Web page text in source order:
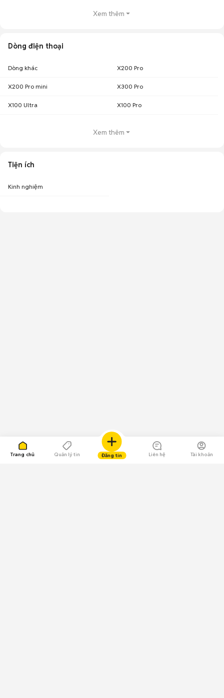
Trang chủ Quản lý tin Đăng tin Liên hệ Tài khoản
Xem thêm
Dòng điện thoại
Dòng khác X200 Pro
X200 Pro mini X300 Pro
X100 Ultra X100 Pro
Xem thêm
Tiện ích
Kinh nghiệm